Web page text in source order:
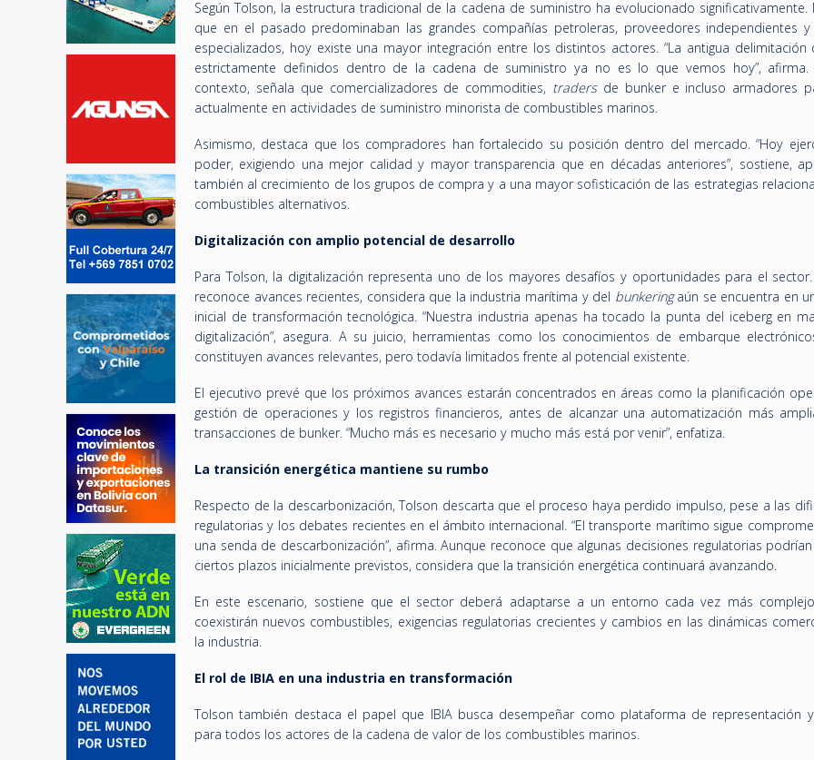
Según Tolson, la estructura tradicional de la cadena de suministro ha evolucionado significativamente.
que en el pasado predominaban las grandes compañías petroleras, proveedores independientes y
especializados, hoy existe una mayor integración entre los distintos actores. “La antigua delimitación
estrictamente definidos dentro de la cadena de suministro ya no es lo que vemos hoy”, afirma.
contexto, señala que comercializadores de commodities, tradersde bunker e incluso armadores
actualmente en actividades de suministro minorista de combustibles marinos.
Asimismo, destaca que los compradores han fortalecido su posición dentro del mercado. “Hoy
poder, exigiendo una mejor calidad y mayor transparencia que en décadas anteriores”, sostiene,
también al crecimiento de los grupos de compra y a una mayor sofisticación de las estrategias
combustibles alternativos.
Digitalización con amplio potencial de desarrollo
Para Tolson, la digitalización representa uno de los mayores desafíos y oportunidades para el
reconoce avances recientes, considera que la industria marítima y del bunkeringaún se encuentra en
inicial de transformación tecnológica. “Nuestra industria apenas ha tocado la punta del iceberg en
digitalización”, asegura. A su juicio, herramientas como los conocimientos de embarque
constituyen avances relevantes, pero todavía limitados frente al potencial existente.
El ejecutivo prevé que los próximos avances estarán concentrados en áreas como la planificación
gestión de operaciones y los registros financieros, antes de alcanzar una automatización más
transacciones de bunker. “Mucho más es necesario y mucho más está por venir”, enfatiza.
La transición energética mantiene su rumbo
Respecto de la descarbonización, Tolson descarta que el proceso haya perdido impulso, pese a las
regulatorias y los debates recientes en el ámbito internacional. “El transporte marítimo sigue
una senda de descarbonización”, afirma. Aunque reconoce que algunas decisiones regulatorias
ciertos plazos inicialmente previstos, considera que la transición energética continuará avanzando.
En este escenario, sostiene que el sector deberá adaptarse a un entorno cada vez más
coexistirán nuevos combustibles, exigencias regulatorias crecientes y cambios en las dinámicas
la industria.
El rol de IBIA en una industria en transformación
Tolson también destaca el papel que IBIA busca desempeñar como plataforma de representación
para todos los actores de la cadena de valor de los combustibles marinos.